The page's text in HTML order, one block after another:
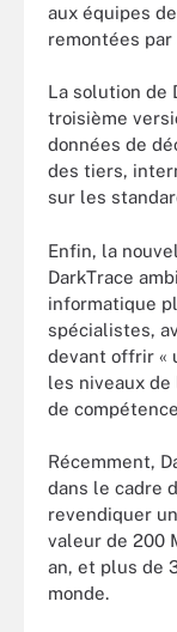
aux équipes
remontées
La solution de
troisième
données de
des tiers,
sur les
Enfin, la
DarkTrace
informatique
spécialistes,
devant offrir «
les niveaux de
de
Récemment,
dans le cadre
revendiquer
valeur de 200
an, et plus de
monde.